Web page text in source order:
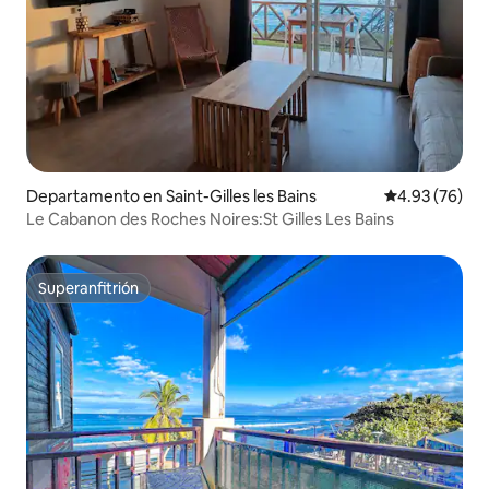
Departamento en Saint-Gilles les Bains Calificación
4.93 (76)
Le Cabanon des Roches Noires:St Gilles Les Bains
Superanfitrión
Superanfitrión